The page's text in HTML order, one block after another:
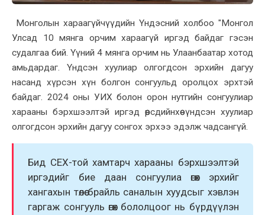
Монголын хараагүйчүүдийн Үндэсний холбоо "Монгол
Улсад 10 мянга орчим хараагүй иргэд байдаг гэсэн
судалгаа бий. Үүний 4 мянга орчим нь Улаанбаатар хотод
амьдардаг. Үндсэн хуулиар олгогдсон эрхийн дагуу
насанд хүрсэн хүн болгон сонгуульд оролцох эрхтэй
байдаг. 2024 оны УИХ болон орон нутгийн сонгуулиар
харааны бэрхшээлтэй иргэд өөрсдийнхөөүндсэн хуулиар
олгогдсон эрхийн дагуу сонгох эрхээ эдэлж чадсангүй.
Бид СЕХ-той хамтарч харааны бэрхшээлтэй
иргэдийг бие даан сонгуулиа өгөх эрхийг
хангахын төлөө брайль саналын хуудсыг хэвлэн
гаргаж сонгууль өгөх бололцоог нь бүрдүүлэн